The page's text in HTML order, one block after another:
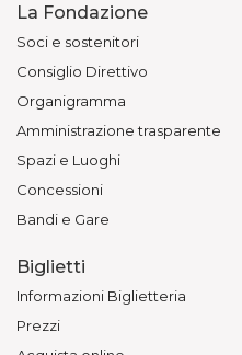
La Fondazione
Soci e sostenitori
Consiglio Direttivo
Organigramma
Amministrazione trasparente
Spazi e Luoghi
Concessioni
Bandi e Gare
Biglietti
Informazioni Biglietteria
Prezzi